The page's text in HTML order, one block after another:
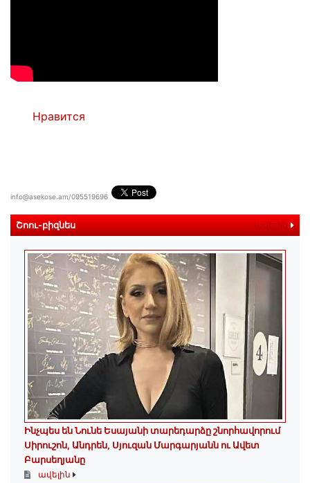
Нравится
info@asekose.am/095519696
Շոու-բիզնես ավելին
Ինչպես են Նունե Եսայանի տարեդարձը շնորհավորում
Սիրուշոն, Անդրեն, Սյուզան Մարգարյանն ու Ավետ
Բարսեղյանը
ավելին